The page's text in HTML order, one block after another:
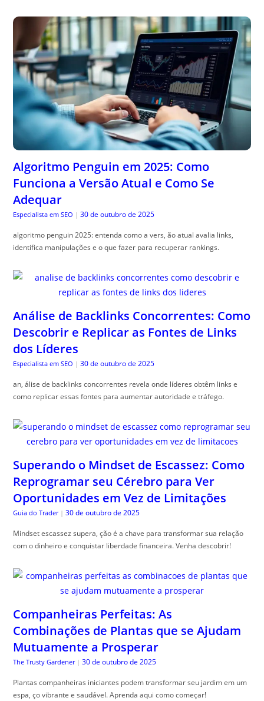
Algoritmo Penguin em 2025: Como
Funciona a Versão Atual e Como Se
Adequar
Especialista em SEO | 30 de outubro de 2025
algoritmo penguin 2025: entenda como a vers, ão atual avalia links,
identifica manipulações e o que fazer para recuperar rankings.
Análise de Backlinks Concorrentes: Como
Descobrir e Replicar as Fontes de Links
dos Líderes
Especialista em SEO | 30 de outubro de 2025
an, álise de backlinks concorrentes revela onde líderes obtêm links e
como replicar essas fontes para aumentar autoridade e tráfego.
Superando o Mindset de Escassez: Como
Reprogramar seu Cérebro para Ver
Oportunidades em Vez de Limitações
Guia do Trader | 30 de outubro de 2025
Mindset escassez supera, ção é a chave para transformar sua relação
com o dinheiro e conquistar liberdade financeira. Venha descobrir!
Companheiras Perfeitas: As
Combinações de Plantas que se Ajudam
Mutuamente a Prosperar
The Trusty Gardener | 30 de outubro de 2025
Plantas companheiras iniciantes podem transformar seu jardim em um
espa, ço vibrante e saudável. Aprenda aqui como começar!